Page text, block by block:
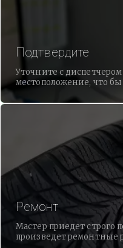
Подтвердите
Уточните с
местоположение, что бы
Ремонт
Мастер приедет строго
произведет ремонтные